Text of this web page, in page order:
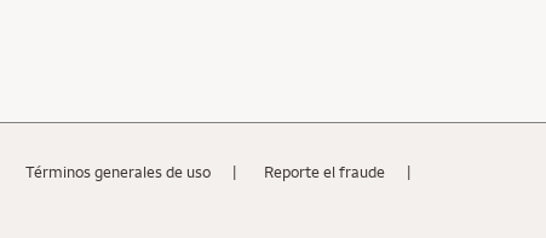
Términos generales de uso
Reporte el fraude